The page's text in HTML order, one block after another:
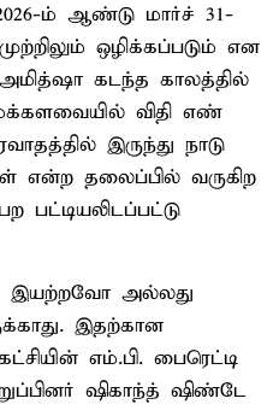
ம் ஆண்டு மார்ச் 31-
ஒழிக்கப்படும் என
கடந்த காலத்தில்
விதி எண்
இருந்து நாடு
என்ற தலைப்பில் வருகிற
பட்டியலிடப்பட்டு
இயற்றவோ அல்லது
இதற்கான
எம்.பி. பைரெட்டி
ஷிகாந்த் ஷிண்டே